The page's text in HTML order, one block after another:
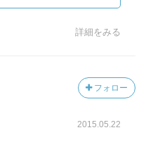
ている。
の頻度で発生する現象で
ョ現象、ブロッキング
近のその頻度の高まりは
ことを示している。
気温が上昇し、その結
大、雪氷圏の縮小、海洋
詳細をみる
フォロー
2015.05.22